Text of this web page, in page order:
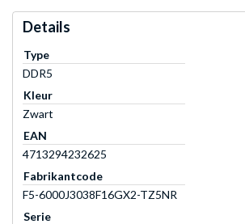
Details
Type
DDR5
Kleur
Zwart
EAN
4713294232625
Fabrikantcode
F5-6000J3038F16GX2-TZ5NR
Serie